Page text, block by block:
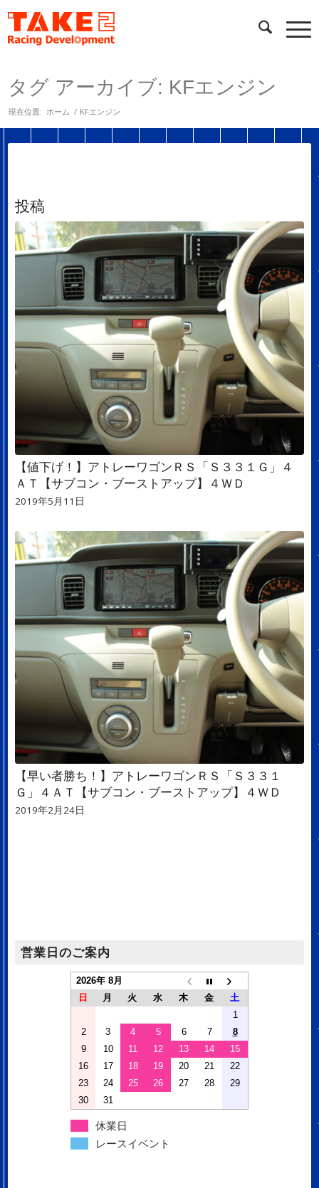
タグ アーカイブ: KFエンジン
現在位置: ホーム / KFエンジン
投稿
【値下げ！】アトレーワゴンＲＳ「Ｓ３３１Ｇ」４
ＡＴ【サブコン・ブーストアップ】４ＷＤ
2019年5月11日
【早い者勝ち！】アトレーワゴンＲＳ「Ｓ３３１
Ｇ」４ＡＴ【サブコン・ブーストアップ】４ＷＤ
2019年2月24日
営業日のご案内
2026年 8月
日
月 火 水 木 金
土
1
2
3 4 5 6 7
8
9
10 11 12 13 14
15
16
17 18 19 20 21
22
23
24 25 26 27 28
29
30
31
休業日
レースイベント